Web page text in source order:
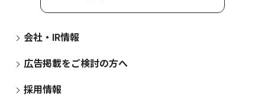
会社・IR情報
広告掲載をご検討の方へ
採用情報